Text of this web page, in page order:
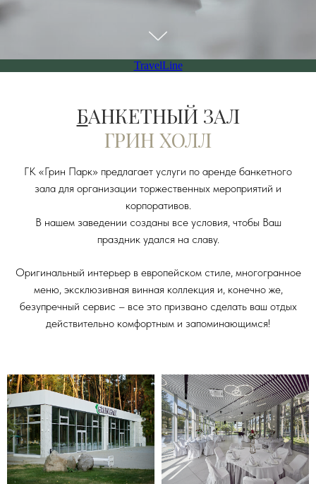
TravelLine
БАНКЕТНЫЙ ЗАЛ
ГРИН ХОЛЛ
ГК «Грин Парк» предлагает услуги по аренде банкетного
зала для организации торжественных мероприятий и
корпоративов.
В нашем заведении созданы все условия, чтобы Ваш
праздник удался на славу.
Оригинальный интерьер в европейском стиле, многогранное
меню, эксклюзивная винная коллекция и, конечно же,
безупречный сервис – все это призвано сделать ваш отдых
действительно комфортным и запоминающимся!